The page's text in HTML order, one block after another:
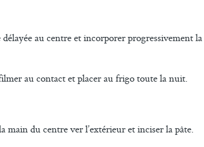
au centre et incorporer progressivement
au contact et placer au frigo toute la nuit.
main du centre ver l’extérieur et inciser la pâte.